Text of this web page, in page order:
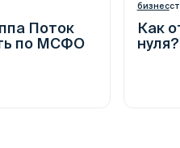
Поток
по МСФО
бизнес
Как
нуля?